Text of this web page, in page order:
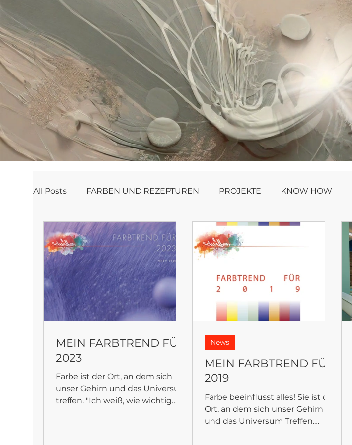
All Posts FARBEN UND REZEPTUREN PROJEKTE KNOW HOW
FANTASYFLOOR
MEIN FARBTREND FÜR
2023
Farbe ist der Ort, an dem sich
unser Gehirn und das Universum
treffen. "Ich weiß, wie wichtig
MEIN FARBTREND FÜR
2019
Farbe beeinflusst alles! Sie ist der
Ort, an dem sich unser Gehirn
und das Universum Treffen.
News